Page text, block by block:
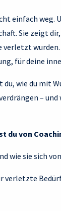
einfach weg.
Sie zeigt
verletzt
für deine
wie du mit
–
du von
wie sie sich
verletzte